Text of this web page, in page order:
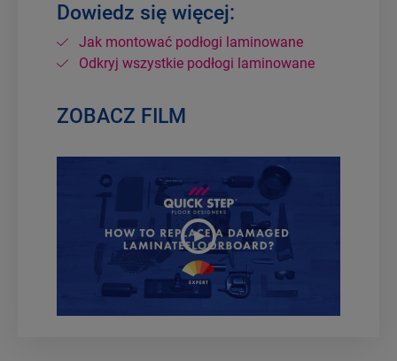
Dowiedz się więcej:
Jak montować podłogi laminowane
Odkryj wszystkie podłogi laminowane
ZOBACZ FILM